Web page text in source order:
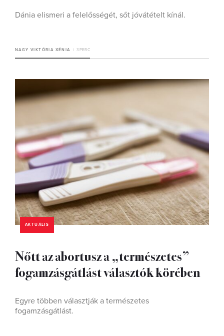
Dánia elismeri a felelősségét, sőt jóvátételt kínál.
NAGY VIKTÓRIA XÉNIA 3 PERC
AKTUÁLIS
Nőtt az abortusz a „természetes”
fogamzásgátlást választók körében
Egyre többen választják a természetes
fogamzásgátlást.